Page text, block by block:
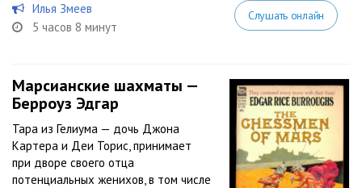
Илья Змеев
5 часов 8 минут
Слушать онлайн
Марсианские шахматы —
Берроуз Эдгар
Тара из Гелиума — дочь Джона
Картера и Деи Торис, принимает
при дворе своего отца
потенциальных женихов, в том числе